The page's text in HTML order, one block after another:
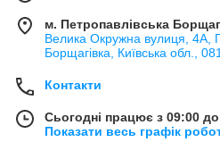
м. Петропавлівська
Велика Окружна вулиця, 4А,
Борщагівка, Київська обл.,
Контакти
Сьогодні працює з 09:00
Показати весь графік